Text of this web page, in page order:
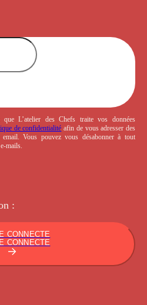
L’atelier des Chefs traite vos données
de confidentialité afin de vous adresser des
Vous pouvez vous désabonner à tout
mails.
:
CONNECTE
CONNECTE